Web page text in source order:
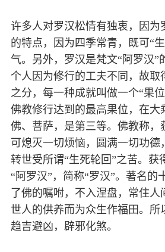
许多人对罗汉松情有独衷，因为
的特点，因为四季常青，既可“
气。另外，罗汉是梵文“阿罗汉”
个人因为修行的工夫不同，故取
之分，每一种成就叫做一个“果
佛教修行达到的最高果位，在大
佛、菩萨，是第三等。佛教称，
可熄灭一切烦恼，圆满一切功德
转世受所谓“生死轮回”之苦。获
“阿罗汉”，简称“罗汉”。著名的
了佛的嘱咐，不入涅盘，常住
世人的供养而为众生作福田。所
趋吉避凶，辟邪化煞。